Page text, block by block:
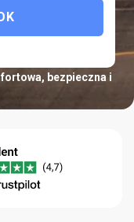
bezpieczna i